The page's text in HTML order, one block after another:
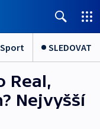
Sport SLEDOVAT
Real,
Nejvyšší